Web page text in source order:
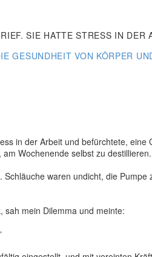
SIE HATTE STRESS IN
GESUNDHEIT VON KÖRPER
in der Arbeit und befürchtete,
Wochenende selbst zu destillieren.
waren undicht, die
sah mein Dilemma und meinte: